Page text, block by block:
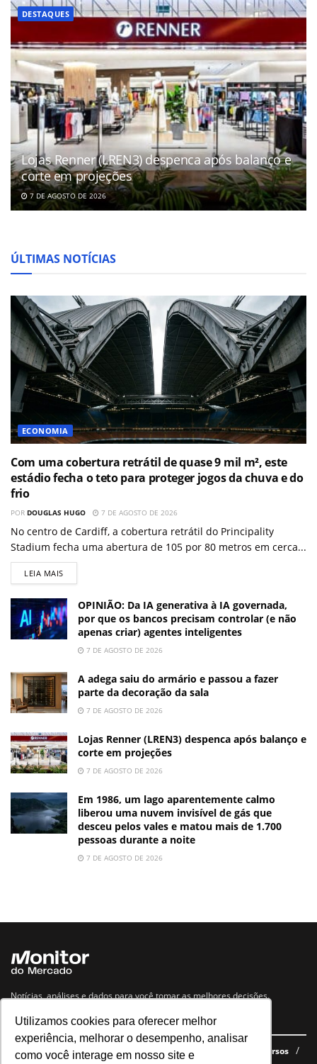
Utilizamos cookies para oferecer melhor
experiência, melhorar o desempenho, analisar
como você interage em nosso site e
DESTAQUES
Lojas Renner (LREN3) despenca após balanço e
corte em projeções
7 DE AGOSTO DE 2026
ÚLTIMAS NOTÍCIAS
ECONOMIA
Com uma cobertura retrátil de quase 9 mil m², este
estádio fecha o teto para proteger jogos da chuva e do
frio
POR DOUGLAS HUGO 7 DE AGOSTO DE 2026
No centro de Cardiff, a cobertura retrátil do Principality
Stadium fecha uma abertura de 105 por 80 metros em cerca...
LEIA MAIS
OPINIÃO: Da IA generativa à IA governada,
por que os bancos precisam controlar (e não
apenas criar) agentes inteligentes
7 DE AGOSTO DE 2026
A adega saiu do armário e passou a fazer
parte da decoração da sala
7 DE AGOSTO DE 2026
Lojas Renner (LREN3) despenca após balanço e
corte em projeções
7 DE AGOSTO DE 2026
Em 1986, um lago aparentemente calmo
liberou uma nuvem invisível de gás que
desceu pelos vales e matou mais de 1.700
pessoas durante a noite
7 DE AGOSTO DE 2026
Notícias, análises e dados para você tomar as melhores decisões.
Navegue no site
Últimas notícias Quem somos E-books gratuitos
Cursos